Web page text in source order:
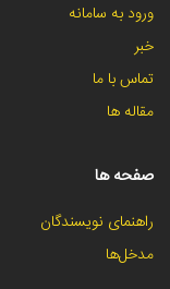
ورود به سامانه
خبر
تماس با ما
مقاله ها
صفحه ها
راهنمای نویسندگان
مدخل‌ها